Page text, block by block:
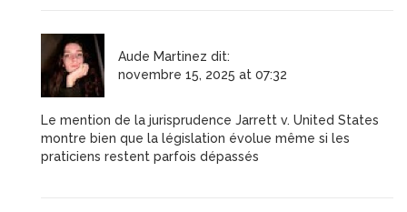
Aude Martinez dit:
novembre 15, 2025 at 07:32
Le mention de la jurisprudence Jarrett v. United States
montre bien que la législation évolue même si les
praticiens restent parfois dépassés